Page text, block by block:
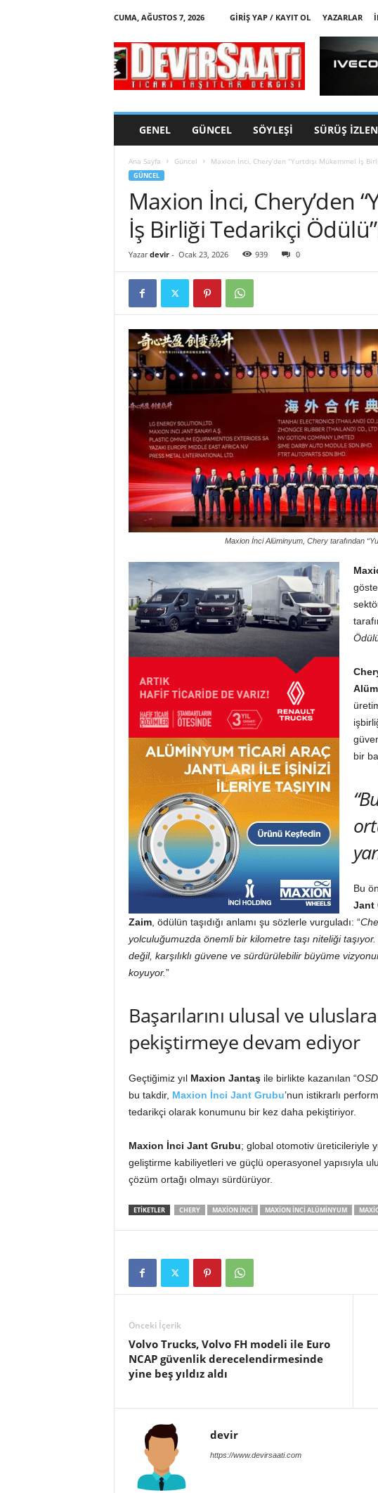
CUMA, AĞUSTOS 7, 2026 GIRIŞ YAP / KAYIT OL YAZARLAR
e
v
i
r
GENEL GÜNCEL SÖYLEŞI SÜRÜŞ
Ana Sayfa Güncel Maxion İnci, Chery’den “Yurtdışı Mükemmel İş
GÜNCEL
Maxion İnci, Chery’den
İş Birliği Tedarikçi
Yazar devir- Ocak 23, 2026 939 0
Maxion İnci Alüminyum, Chery tarafından
bir
Bu
Jant
Zaim, ödülün taşıdığı anlamı şu sözlerle vurguladı: “
yolculuğumuzda önemli bir kilometre taşı niteliği
değil, karşılıklı güvene ve sürdürülebilir büyüme
koyuyor.”
Başarılarını ulusal ve
pekiştirmeye devam ediyor
Geçtiğimiz yıl Maxion Jantaşile birlikte kazanılan “O
bu takdir, Maxion İnci Jant Grubu’nun istikrarlı
tedarikçi olarak konumunu bir kez daha pekiştiriyor.
Maxion İnci Jant Grubu; global otomotiv üreticileriyle
geliştirme kabiliyetleri ve güçlü operasyonel yapısıyla
çözüm ortağı olmayı sürdürüyor.
ETIKETLER CHERY MAXION İNCI MAXION İNCI ALÜMINYUM
Önceki İçerik
Volvo Trucks, Volvo FH modeli ile Euro
NCAP güvenlik derecelendirmesinde
yine beş yıldız aldı
devir
https://www.devirsaati.com